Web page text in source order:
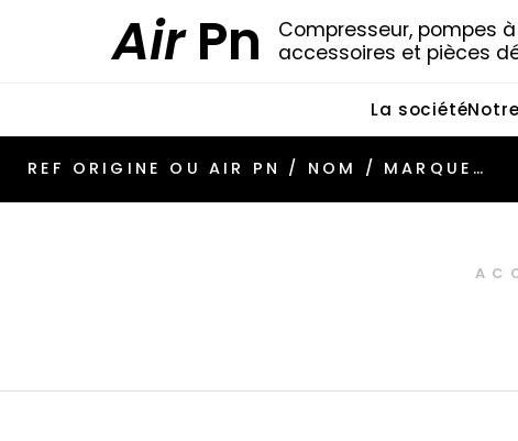
AirPn
Compresseur, pompes
accessoires et pièces
La société